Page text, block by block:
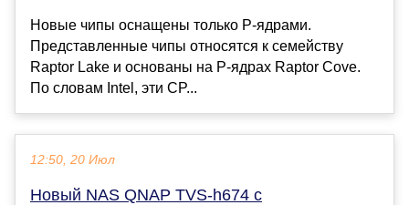
Новые чипы оснащены только P-ядрами.
Представленные чипы относятся к семейству
Raptor Lake и основаны на P-ядрах Raptor Cove.
По словам Intel, эти CP...
12:50, 20 Июл
Новый NAS QNAP TVS-h674 с